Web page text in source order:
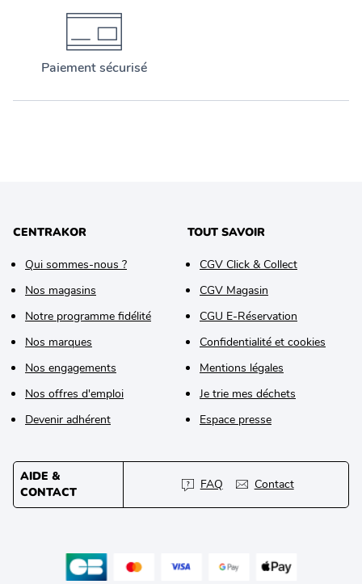
Paiement sécurisé
CENTRAKOR
Qui sommes-nous ?
Nos magasins
Notre programme fidélité
Nos marques
Nos engagements
Nos offres d'emploi
Devenir adhérent
TOUT SAVOIR
CGV Click & Collect
CGV Magasin
CGU E-Réservation
Confidentialité et cookies
Mentions légales
Je trie mes déchets
Espace presse
AIDE &
CONTACT
FAQ Contact